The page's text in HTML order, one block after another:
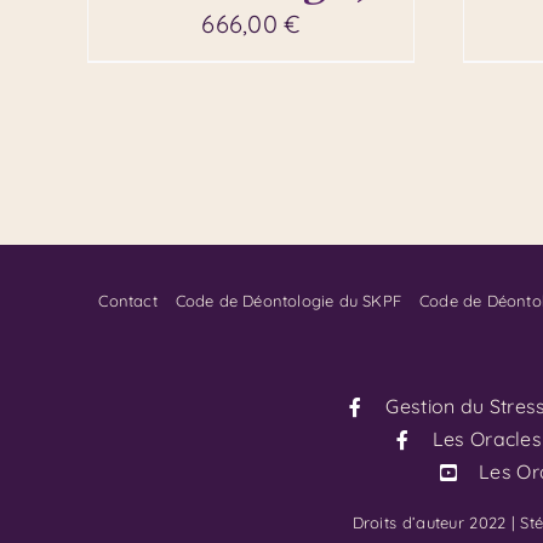
666,00€
Contact Code de Déontologie du SKPF Code de
Gestion du
Les
Les
Droits d’auteur 2022 |